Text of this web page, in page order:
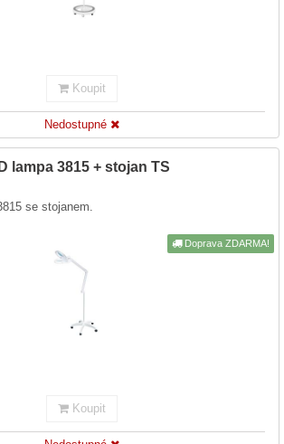
Koupit
Nedostupné
lampa 3815 + stojan TS
se stojanem.
Doprava ZDARMA!
Koupit